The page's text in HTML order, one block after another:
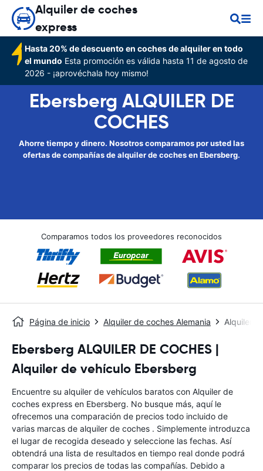
Alquiler de coches
express
Hasta 20% de descuento en coches de alquiler en todo
el mundo Esta promoción es válida hasta 11 de agosto de
2026 - ¡aprovéchala hoy mismo!
Ebersberg ALQUILER DE
COCHES
Ahorre tiempo y dinero. Nosotros comparamos por usted las
ofertas de compañías de alquiler de coches en Ebersberg.
Comparamos todos los proveedores reconocidos
Página de inicio Alquiler de coches Alemania Alquiler
Ebersberg ALQUILER DE COCHES |
Alquiler de vehículo Ebersberg
Encuentre su alquiler de vehículos baratos con Alquiler de
coches express en Ebersberg. No busque más, aquí le
ofrecemos una comparación de precios todo incluido de
varias marcas de alquiler de coches . Simplemente introduzca
el lugar de recogida deseado y seleccione las fechas. Así
obtendrá una lista de resultados en tiempo real donde podrá
comparar los precios de todas las compañías. Debido a